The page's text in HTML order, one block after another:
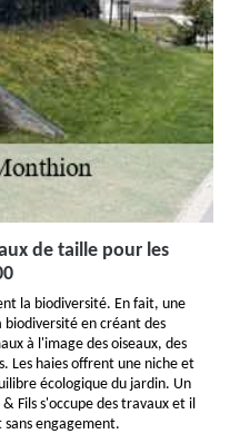
de taille pour les
la biodiversité. En fait, une
biodiversité en créant des
à l'image des oiseaux, des
Les haies offrent une niche et
écologique du jardin. Un
Fils s'occupe des travaux et il
engagement.